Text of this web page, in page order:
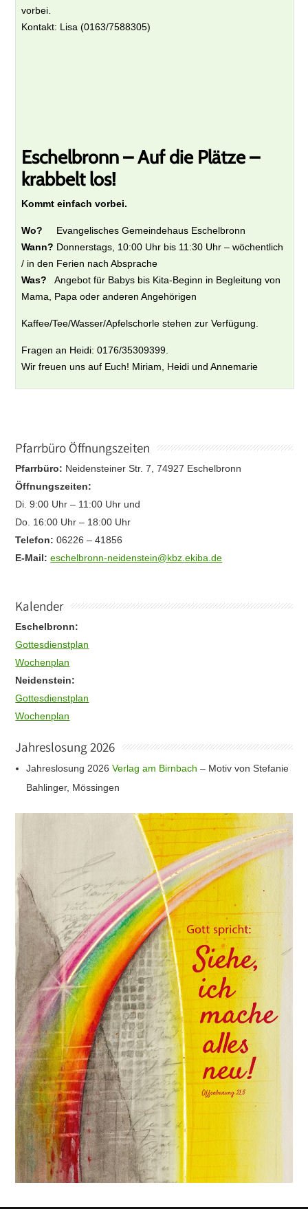
vorbei.
Kontakt: Lisa (0163/7588305)
Eschelbronn – Auf die Plätze –
krabbelt los!
Kommt einfach vorbei.
Wo? Evangelisches Gemeindehaus Eschelbronn
Wann? Donnerstags, 10:00 Uhr bis 11:30 Uhr – wöchentlich
/ in den Ferien nach Absprache
Was? Angebot für Babys bis Kita-Beginn in Begleitung von
Mama, Papa oder anderen Angehörigen
Kaffee/Tee/Wasser/Apfelschorle stehen zur Verfügung.
Fragen an Heidi: 0176/35309399.
Wir freuen uns auf Euch! Miriam, Heidi und Annemarie
Pfarrbüro Öffnungszeiten
Pfarrbüro: Neidensteiner Str. 7, 74927 Eschelbronn
Öffnungszeiten:
Di. 9:00 Uhr – 11:00 Uhr und
Do. 16:00 Uhr – 18:00 Uhr
Telefon: 06226 – 41856
E-Mail: eschelbronn-neidenstein@kbz.ekiba.de
Kalender
Eschelbronn:
Gottesdienstplan
Wochenplan
Neidenstein:
Gottesdienstplan
Wochenplan
Jahreslosung 2026
Jahreslosung 2026Verlag am Birnbach – Motiv von Stefanie
Bahlinger, Mössingen